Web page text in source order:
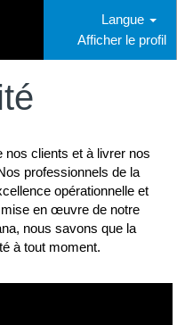
Langue
Afficher le profil
nos clients et à livrer nos
professionnels de la
opérationnelle et
en œuvre de notre
nous savons que la
à tout moment.